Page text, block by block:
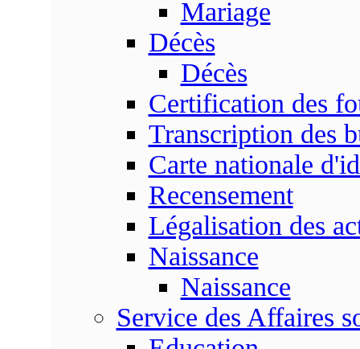
Mariage
Décès
Décès
Certification des
Transcription des
Carte nationale
Recensement
Légalisation des
Naissance
Naissance
Service des Affaires